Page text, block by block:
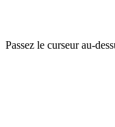
Passez le curseur au-